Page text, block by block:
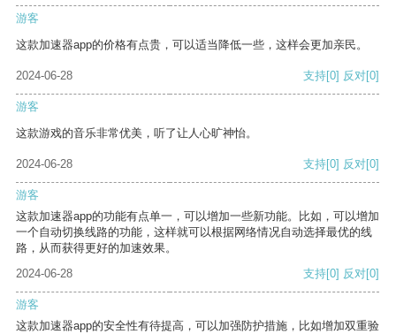
游客
这款加速器app的价格有点贵，可以适当降低一些，这样会更加亲民。
2024-06-28 支持[0] 反对[0]
游客
这款游戏的音乐非常优美，听了让人心旷神怡。
2024-06-28 支持[0] 反对[0]
游客
这款加速器app的功能有点单一，可以增加一些新功能。比如，可以增加
一个自动切换线路的功能，这样就可以根据网络情况自动选择最优的线
路，从而获得更好的加速效果。
2024-06-28
支持[0] 反对[0]
游客
这款加速器app的安全性有待提高，可以加强防护措施，比如增加双重验